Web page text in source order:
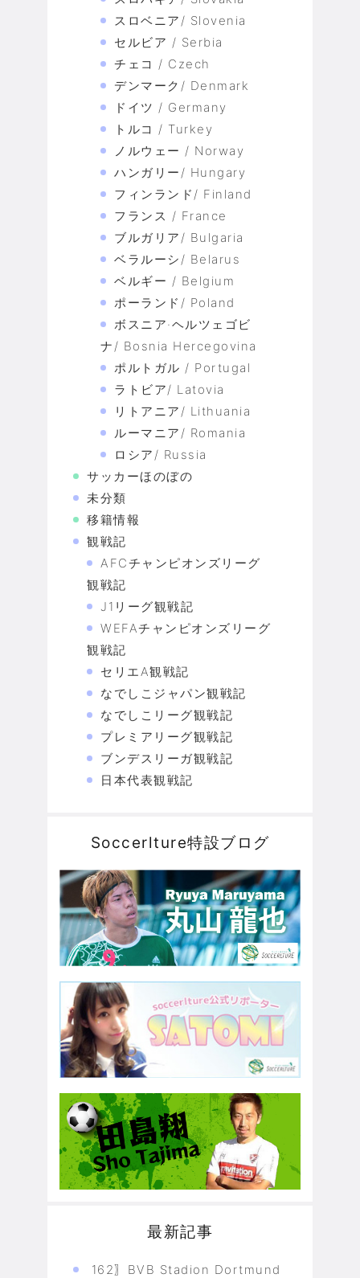
スロベニア/ Slovenia
セルビア / Serbia
チェコ / Czech
デンマーク/ Denmark
ドイツ / Germany
トルコ / Turkey
ノルウェー / Norway
ハンガリー/ Hungary
フィンランド/ Finland
フランス / France
ブルガリア/ Bulgaria
ベラルーシ/ Belarus
ベルギー / Belgium
ポーランド/ Poland
ボスニア·ヘルツェゴビ
ナ/ Bosnia Hercegovina
ポルトガル / Portugal
ラトビア/ Latovia
リトアニア/ Lithuania
ルーマニア/ Romania
ロシア/ Russia
サッカーほのぼの
未分類
移籍情報
観戦記
AFCチャンピオンズリーグ
観戦記
J1リーグ観戦記
WEFAチャンピオンズリーグ
観戦記
セリエA観戦記
なでしこジャパン観戦記
なでしこリーグ観戦記
プレミアリーグ観戦記
ブンデスリーガ観戦記
日本代表観戦記
Soccerlture特設ブログ
最新記事
162〗BVB Stadion Dortmund